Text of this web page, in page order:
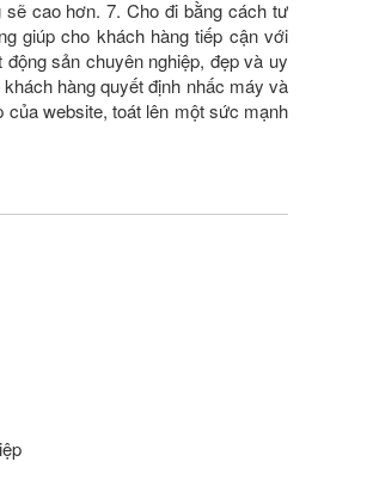
cao hơn. 7. Cho đi bằng cách tư
giúp cho khách hàng tiếp cận với
sản chuyên nghiệp, đẹp và uy
hàng quyết định nhấc máy và
của website, toát lên một sức mạnh